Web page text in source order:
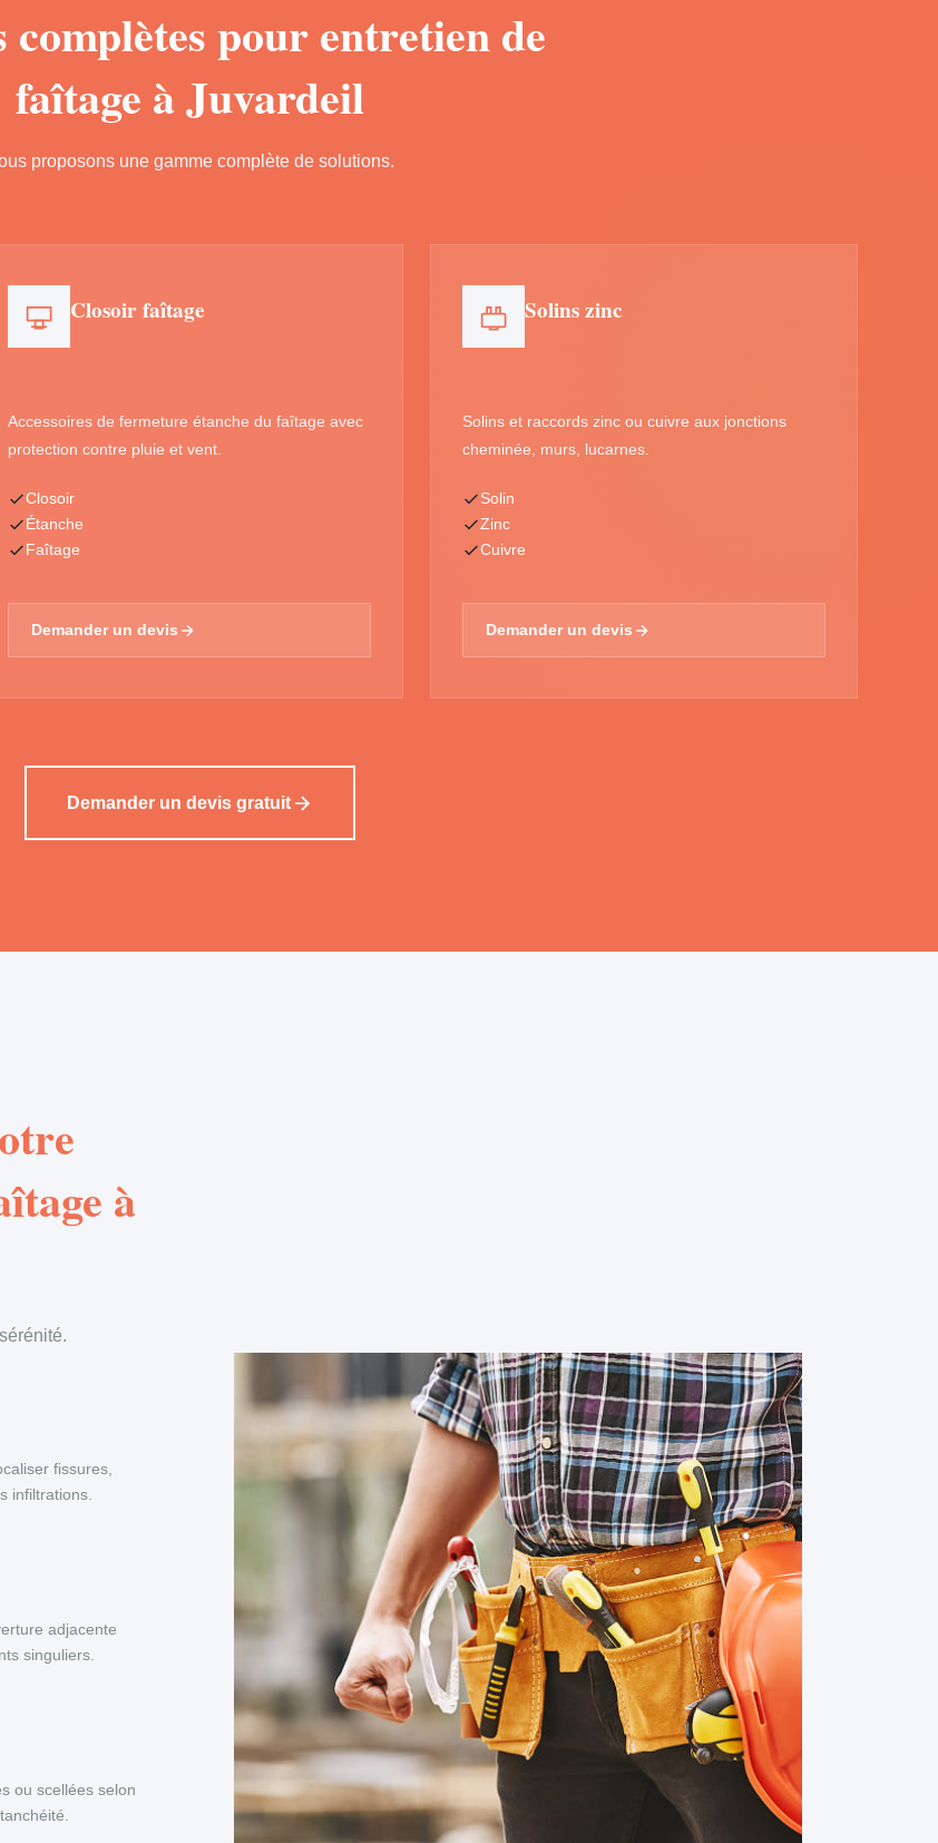
complètes pour entretien de
faîtage à Juvardeil
proposons une gamme complète de solutions.
Closoir faîtage
Accessoires de fermeture étanche du faîtage avec
protection contre pluie et vent.
Closoir
Étanche
Faîtage
Demander un devis
Solins zinc
Solins et raccords zinc ou cuivre aux jonctions
cheminée, murs, lucarnes.
Solin
Zinc
Cuivre
Demander un devis
Demander un devis gratuit
à
fissures,
infiltrations.
adjacente
singuliers.
ou scellées selon